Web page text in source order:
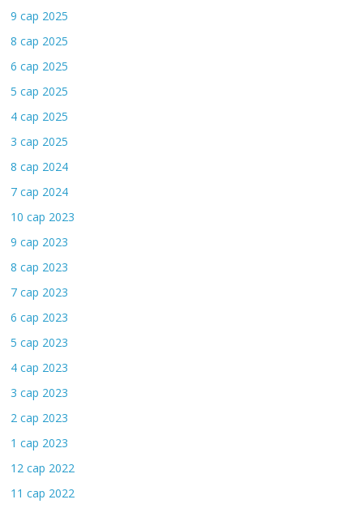
9 сар 2025
8 сар 2025
6 сар 2025
5 сар 2025
4 сар 2025
3 сар 2025
8 сар 2024
7 сар 2024
10 сар 2023
9 сар 2023
8 сар 2023
7 сар 2023
6 сар 2023
5 сар 2023
4 сар 2023
3 сар 2023
2 сар 2023
1 сар 2023
12 сар 2022
11 сар 2022